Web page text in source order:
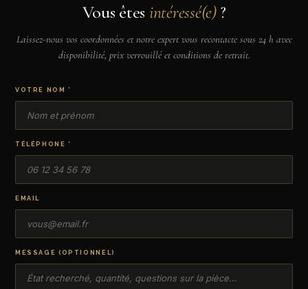
Vous êtes intéressé(e)?
Laissez-nous vos coordonnées et notre expert vous recontacte sous 24 h avec
disponibilité, prix verrouillé et conditions de retrait.
VOTRE NOM *
TÉLÉPHONE *
EMAIL
MESSAGE (OPTIONNEL)